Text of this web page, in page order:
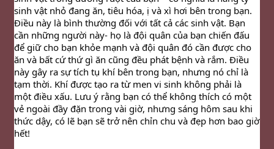
sinh vật nhỏ đang ăn, tiêu hóa, ị và xì hơi bên trong bạn.
Điều này là bình thường đối với tất cả các sinh vật. Bạn
cần những người này- họ là đội quân của bạn chiến đấu
để giữ cho bạn khỏe mạnh và đội quân đó cần được cho
ăn và bất cứ thứ gì ăn cũng đều phát bệnh và rắm. Điều
này gây ra sự tích tụ khí bên trong bạn, nhưng nó chỉ là
tạm thời. Khí được tạo ra từ men vi sinh không phải là
một điều xấu. Lưu ý rằng bạn có thể không thích có một
vẻ ngoài đầy đặn trong vài giờ, nhưng sáng hôm sau khi
thức dậy, có lẽ bạn sẽ trở nên chỉn chu và đẹp hơn bao giờ
hết!